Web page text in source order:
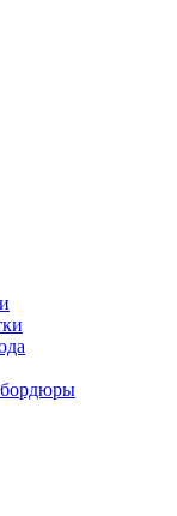
бордюры